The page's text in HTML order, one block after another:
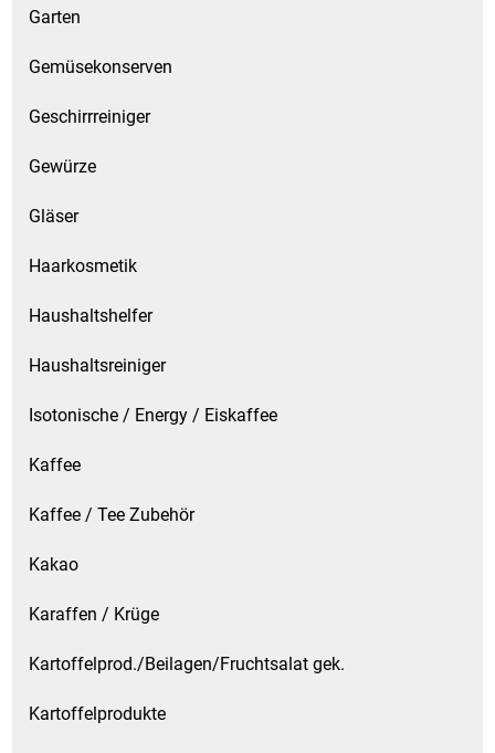
Garten
Gemüsekonserven
Geschirrreiniger
Gewürze
Gläser
Haarkosmetik
Haushaltshelfer
Haushaltsreiniger
Isotonische / Energy / Eiskaffee
Kaffee
Kaffee / Tee Zubehör
Kakao
Karaffen / Krüge
Kartoffelprod./Beilagen/Fruchtsalat gek.
Kartoffelprodukte